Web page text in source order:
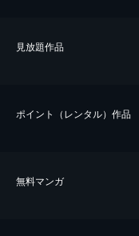
⾒放題作品
ポイント（レンタル）作品
無料マンガ